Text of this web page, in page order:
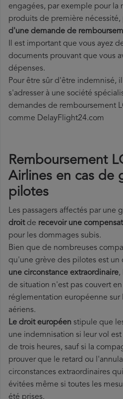
engagées, par exemple pour la
produits de première nécessité,
d'une demande de
Il est important que vous ayez
documents prouvant que vous
dépenses.
Pour être sûr d'être indemnisé,
s'adresser à une société
demandes de remboursement
comme DelayFlight24.com
Remboursement
Airlines en cas de
pilotes
Les passagers affectés par une
droitde recevoir une
pour les dommages subis.
Bien que de nombreuses
qu'une grève des pilotes est un
une circonstance extraordinaire,
de situation n'est pas couvert
réglementation européenne sur
aériens.
Le droit européen stipule que
une indemnisation si leur vol
de trois heures, sauf si la
prouver que le retard ou
circonstances extraordinaires
évitées même si toutes les
été prises.